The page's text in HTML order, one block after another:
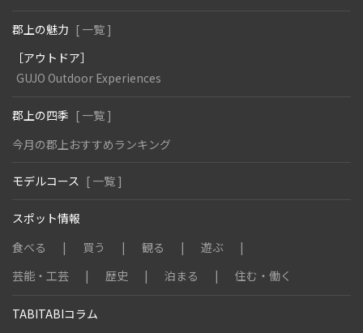
郡上の魅力 [ 一覧 ]
［アウトドア］
GUJO Outdoor Experiences
郡上の四季 [ 一覧 ]
今月の郡上おすすめランキング
モデルコース [ 一覧 ]
スポット情報
食べる
買う 観る
遊ぶ
芸能・工芸
歴史 泊まる 住む・働く
TABITABIコラム